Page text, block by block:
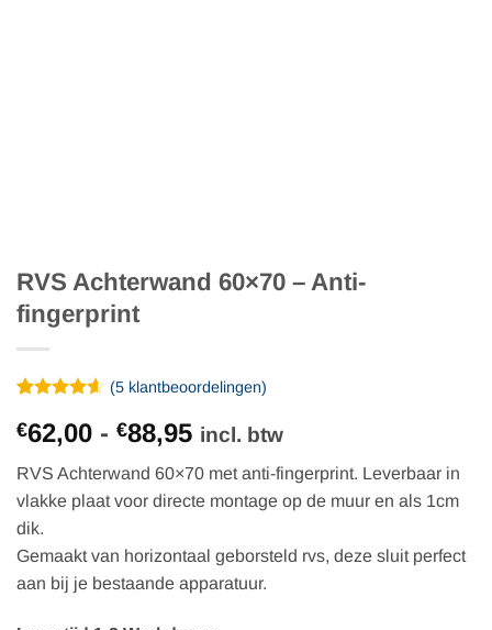
RVS Achterwand 60×70 – Anti-
fingerprint
4.6op 5
gebaseerd
op
klantbeoordelingen
(5klantbeoordelingen)
€62,00 - €88,95Prijsklasse:
tot
€88,95
incl. btw
RVS Achterwand 60×70 met anti-fingerprint. Leverbaar in
vlakke plaat voor directe montage op de muur en als 1cm
dik.
Gemaakt van horizontaal geborsteld rvs, deze sluit perfect
aan bij je bestaande apparatuur.